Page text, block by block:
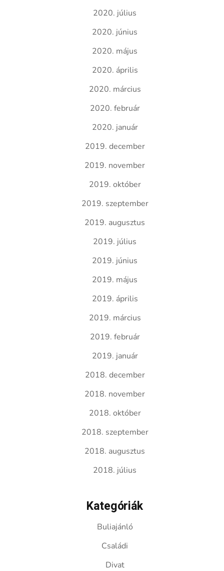
2020. július
2020. június
2020. május
2020. április
2020. március
2020. február
2020. január
2019. december
2019. november
2019. október
2019. szeptember
2019. augusztus
2019. július
2019. június
2019. május
2019. április
2019. március
2019. február
2019. január
2018. december
2018. november
2018. október
2018. szeptember
2018. augusztus
2018. július
Kategóriák
Buliajánló
Családi
Divat